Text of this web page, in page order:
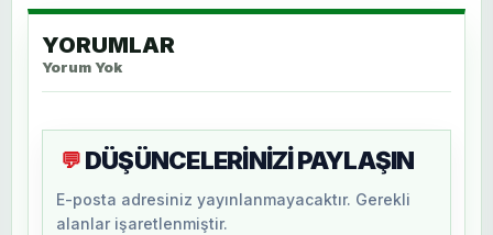
YORUMLAR
Yorum Yok
💬 DÜŞÜNCELERİNİZİ PAYLAŞIN
E-posta adresiniz yayınlanmayacaktır. Gerekli
alanlar işaretlenmiştir.